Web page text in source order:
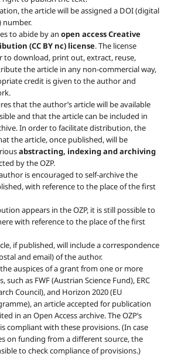
the article will be assigned a DOI (digital
number.
to abide by an open access Creative
(CC BY nc) license. The license
to download, print out, extract, reuse,
the article in any non-commercial way,
credit is given to the author and
that the author’s article will be available
and that the article can be included in
In order to facilitate distribution, the
the article, once published, will be
abstracting, indexing and archiving
by the OZP.
is encouraged to self-archive the
with reference to the place of the first
appears in the OZP, it is still possible to
with reference to the place of the first
if published, will include a correspondence
and email) of the author.
auspices of a grant from one or more
such as FWF (Austrian Science Fund), ERC
Council), and Horizon 2020 (EU
an article accepted for publication
in an Open Access archive. The OZP’s
compliant with these provisions. (In case
on funding from a different source, the
to check compliance of provisions.)